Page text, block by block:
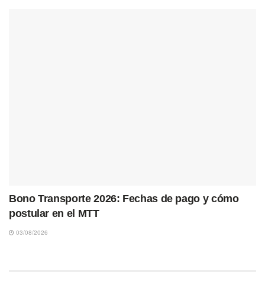
Bono Transporte 2026: Fechas de pago y cómo
postular en el MTT
03/08/2026